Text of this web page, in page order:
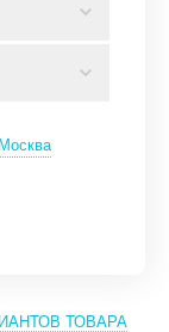
Москва
ТОВАРА